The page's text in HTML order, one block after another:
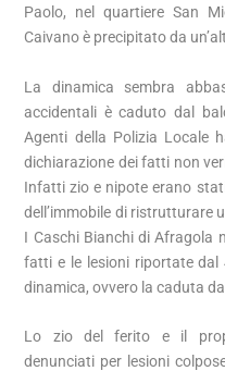
Paolo, nel quartiere San
Caivano è precipitato da
La dinamica sembra
accidentali è caduto dal
Agenti della Polizia Locale
dichiarazione dei fatti non
Infatti zio e nipote erano
dell’immobile di ristrutturare
I Caschi Bianchi di Afragola
fatti e le lesioni riportate dal
dinamica, ovvero la caduta
Lo zio del ferito e il
denunciati per lesioni